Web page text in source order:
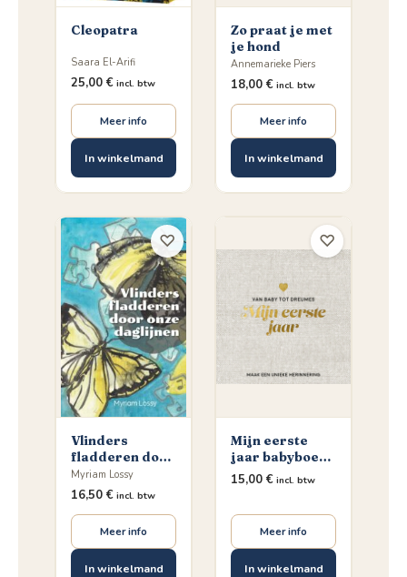
Cleopatra
Saara El-Arifi
25,00 € incl. btw
Meer info
In winkelmand
Zo praat je met
je hond
Annemarieke Piers
18,00 € incl. btw
Meer info
In winkelmand
Vlinders
fladderen door
onze daglijnen
Myriam Lossy
16,50 € incl. btw
Meer info
In winkelmand
♡
Mijn eerste
jaar babyboek -
Maak een
unieke
15,00 € incl. btw
Meer info
In winkelmand
♡